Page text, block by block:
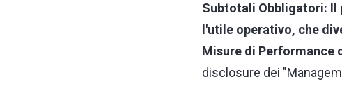
Subtotali Obbligatori:
l'utile operativo, che
Misure di Performance
disclosure dei